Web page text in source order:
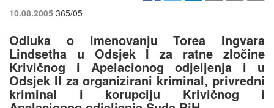
10.08.2005 365/05
Odluka o imenovanju Torea Ingvara
Lindsetha u Odsjek I za ratne zločine
Krivičnog i Apelacionog odjeljenja i u
Odsjek II za organizirani kriminal, privredni
kriminal i korupciju Krivičnog i